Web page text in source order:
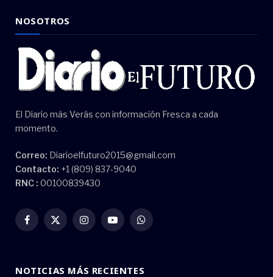
NOSOTROS
El Diario más Verás con información Fresca a cada
momento.
Correo: Diarioelfuturo2015@gmail.com
Contacto: +1 (809) 837-9040
RNC : 00100839430
Facebook
X
InstagramYouTubeWhatsApp
NOTICIAS MÁS RECIENTES